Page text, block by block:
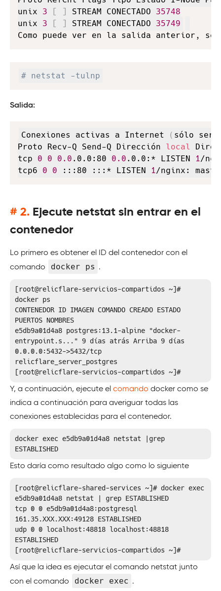
unix 3 [ ] STREAM CONECTADO 35748
unix 3 [ ] STREAM CONECTADO 35749
# netstat -tulnp
Salida:
Conexiones activas a Internet ( sólo
Proto Recv-Q Send-Q Dirección local
tcp 0 0 0.0 .0.0:80 0.0 .0.0:* LISTEN 1/
tcp6 0 0 :::80 :::* LISTEN 1/nginx:
# 2. Ejecute netstat sin entrar en el
contenedor
Lo primero es obtener el ID del contenedor con el
comando
docker ps .
[root@relicflare-servicios-compartidos ~]#
docker ps
CONTENEDOR ID IMAGEN COMANDO CREADO ESTADO
PUERTOS NOMBRES
e5db9a01d4a8 postgres:13.1-alpine "docker-
entrypoint.s..." 9 días atrás Arriba 9 días
0.0.0.0:5432->5432/tcp
relicflare_server_postgres
Y, a continuación, ejecute el comando docker como se
indica a continuación para averiguar todas las
conexiones establecidas para el contenedor.
docker exec e5db9a01d4a8 netstat |grep
ESTABLISHED
Esto daría como resultado algo como lo siguiente
[root@relicflare-shared-services ~]# docker exec
e5db9a01d4a8 netstat | grep ESTABLISHED
tcp 0 0 e5db9a01d4a8:postgresql
161.35.XXX.XXX:49128 ESTABLISHED
udp 0 0 localhost:48818 localhost:48818
ESTABLISHED
[root@relicflare-servicios-compartidos ~]#
Así que la idea es ejecutar el comando netstat junto
con el comando
docker exec .